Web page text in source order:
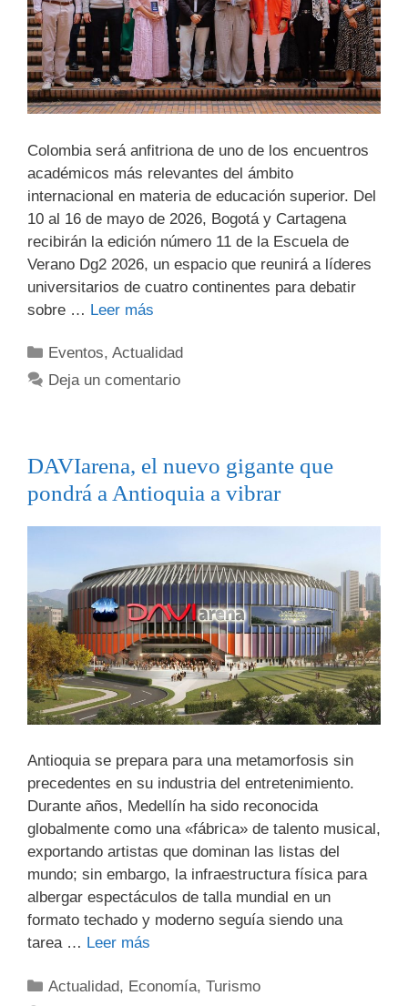
Colombia será anfitriona de uno de los encuentros
académicos más relevantes del ámbito
internacional en materia de educación superior. Del
10 al 16 de mayo de 2026, Bogotá y Cartagena
recibirán la edición número 11 de la Escuela de
Verano Dg2 2026, un espacio que reunirá a líderes
universitarios de cuatro continentes para debatir
sobre … Leer más
Eventos,Actualidad
Deja un comentario
DAVIarena, el nuevo gigante que
pondrá a Antioquia a vibrar
Antioquia se prepara para una metamorfosis sin
precedentes en su industria del entretenimiento.
Durante años, Medellín ha sido reconocida
globalmente como una «fábrica» de talento musical,
exportando artistas que dominan las listas del
mundo; sin embargo, la infraestructura física para
albergar espectáculos de talla mundial en un
formato techado y moderno seguía siendo una
tarea … Leer más
Actualidad, Economía,Turismo